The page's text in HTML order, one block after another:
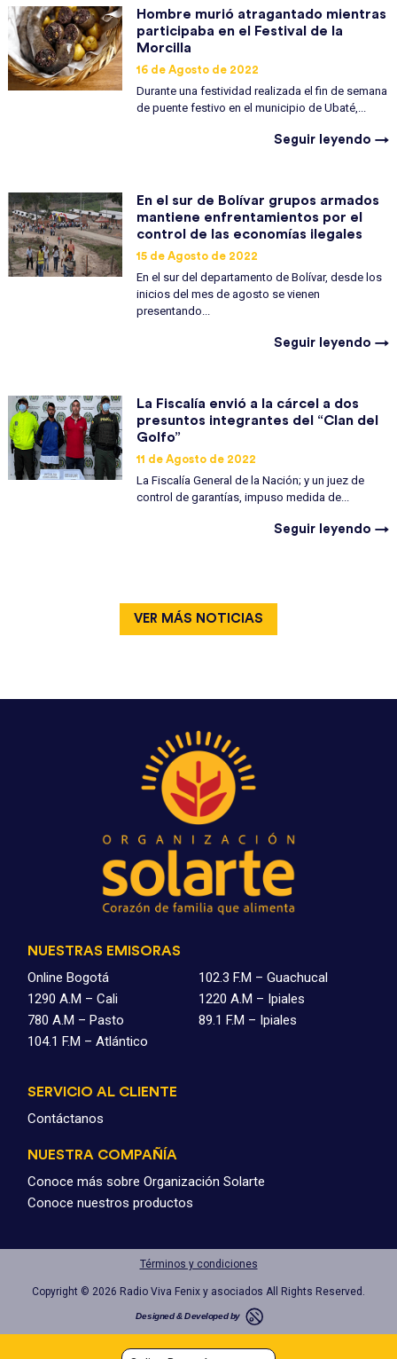
Hombre murió atragantado mientras
participaba en el Festival de la
Morcilla
16 de Agosto de 2022
Durante una festividad realizada el fin de semana
de puente festivo en el municipio de Ubaté,...
Seguir leyendo →
En el sur de Bolívar grupos armados
mantiene enfrentamientos por el
control de las economías ilegales
15 de Agosto de 2022
En el sur del departamento de Bolívar, desde los
inicios del mes de agosto se vienen
presentando...
Seguir leyendo →
La Fiscalía envió a la cárcel a dos
presuntos integrantes del “Clan del
Golfo”
11 de Agosto de 2022
La Fiscalía General de la Nación; y un juez de
control de garantías, impuso medida de...
Seguir leyendo →
VER MÁS NOTICIAS
NUESTRAS EMISORAS
Online Bogotá
1290 A.M – Cali
780 A.M – Pasto
104.1 F.M – Atlántico
102.3 F.M – Guachucal
1220 A.M – Ipiales
89.1 F.M – Ipiales
SERVICIO AL CLIENTE
Contáctanos
NUESTRA COMPAÑÍA
Conoce más sobre Organización Solarte
Conoce nuestros productos
Términos y condiciones
Copyright © 2026 Radio Viva Fenix y asociados All Rights Reserved.